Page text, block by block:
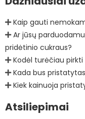
Kaip gauti
Ar jūsų
pridėtinio cukraus?
Kodėl turėčiau pirkti
Kada bus
Kiek kainuoja
Atsiliepimai